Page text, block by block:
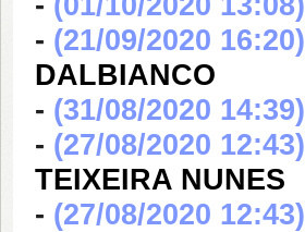
- (21/09/2020 16:20)
DALBIANCO
- (31/08/2020 14:39)
- (27/08/2020 12:43)
TEIXEIRA NUNES
- (27/08/2020 12:43)